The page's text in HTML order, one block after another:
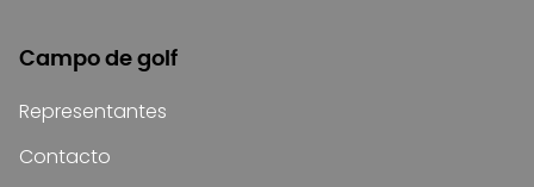
Campo de golf
Representantes
Contacto